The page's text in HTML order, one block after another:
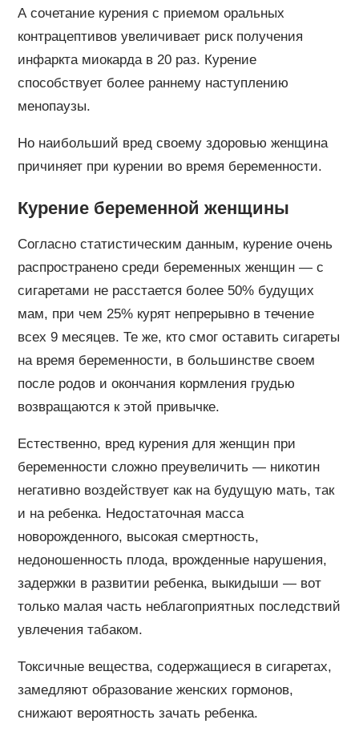
А сочетание курения с приемом оральных
контрацептивов увеличивает риск получения
инфаркта миокарда в 20 раз. Курение
способствует более раннему наступлению
менопаузы.
Но наибольший вред своему здоровью женщина
причиняет при курении во время беременности.
Курение беременной женщины
Согласно статистическим данным, курение очень
распространено среди беременных женщин — с
сигаретами не расстается более 50% будущих
мам, при чем 25% курят непрерывно в течение
всех 9 месяцев. Те же, кто смог оставить сигареты
на время беременности, в большинстве своем
после родов и окончания кормления грудью
возвращаются к этой привычке.
Естественно, вред курения для женщин при
беременности сложно преувеличить — никотин
негативно воздействует как на будущую мать, так
и на ребенка. Недостаточная масса
новорожденного, высокая смертность,
недоношенность плода, врожденные нарушения,
задержки в развитии ребенка, выкидыши — вот
только малая часть неблагоприятных последствий
увлечения табаком.
Токсичные вещества, содержащиеся в сигаретах,
замедляют образование женских гормонов,
снижают вероятность зачать ребенка.